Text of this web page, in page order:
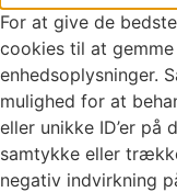
For at give de
cookies til at
enhedsoplysninger.
mulighed for at
eller unikke ID’er på
samtykke eller
negativ indvirkning